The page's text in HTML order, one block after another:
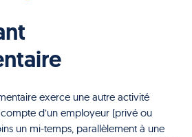
exerce une autre activité
d’un employeur (privé ou
un mi-temps, parallèlement à une